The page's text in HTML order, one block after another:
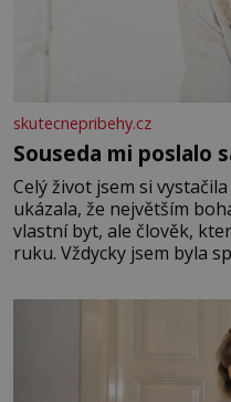
skutecnepribehy.cz
Souseda mi poslalo
Celý život jsem si
ukázala, že největším
vlastní byt, ale člověk,
ruku. Vždycky jsem byla
mi knihy, práce a hlavně